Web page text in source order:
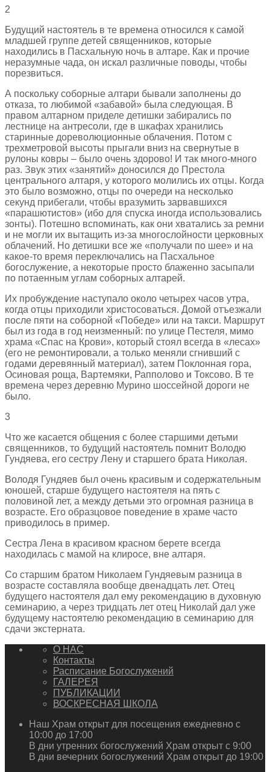
2
Будущий настоятель в те времена относился к самой
младшей группе детей священников, которые
находились в Пасхальную ночь в алтаре. Как и прочие
неразумные чада, он искал различные поводы, чтобы
порезвиться.
А поскольку соборные алтари бывали заполнены до
отказа, то любимой «забавой» была следующая. В
правом алтарном приделе детишки забирались по
лестнице на антресоли, где в шкафах хранились
старинные дореволюционные облачения. Потом с
трехметровой высоты прыгали вниз на свернутые в
рулоны ковры – было очень здорово! И так много-много
раз. Звук этих «занятий» доносился до Престола
центрального алтаря, у которого молились их отцы. Когда
это было возможно, отцы по очереди на несколько
секунд прибегали, чтобы вразумить зарвавшихся
«парашютистов» (ибо для спуска иногда использовались
зонты). Потешно вспоминать, как они хватались за ремни
и не могли их вытащить из-за многослойности церковных
облачений. Но детишки все же «получали по шее» и на
какое-то время переключались на Пасхальное
богослужение, а некоторые просто блаженно засыпали
по потаенным углам соборных алтарей.
Их пробуждение наступало около четырех часов утра,
когда отцы приходили христосоваться. Домой отъезжали
после пяти на соборной «Победе» или на такси. Маршрут
был из года в год неизменный: по улице Пестеля, мимо
храма «Спас на Крови», который стоял всегда в «лесах»
(его не ремонтировали, а только меняли сгнивший с
годами деревянный материал), затем Поклонная гора,
Осиновая роща, Вартемяки, Рапполово и Токсово. В те
времена через деревню Мурино шоссейной дороги не
было.
3
Что же касается общения с более старшими детьми
священников, то будущий настоятель помнит Володю
Гундяева, его сестру Лену и старшего брата Николая.
Володя Гундяев был очень красивым и содержательным
юношей, старше будущего настоятеля на пять с
половиной лет, а между детьми это огромная разница в
возрасте. Его образцовое поведение в храме часто
приводилось в пример.
Сестра Лена в красивом красном берете всегда
находилась с мамой на клиросе, вне алтаря.
Со старшим братом Николаем Гундяевым разница в
возрасте составляла вообще двенадцать лет. Отец
будущего настоятеля дал ему рекомендацию в духовную
семинарию, а через тридцать лет отец Николай дал уже
будущему настоятелю рекомендацию в семинарию для
сдачи экстерната.
О НАС
Контакты
Расписание Богослужений
ГАЛЕРЕЯ
ПУБЛИКАЦИИ
ВОСКРЕСНАЯ ШКОЛА
Наш Храм открыт для посещения ежедневно с
10:00 до 17:00
В дни утренних богослужений Храм открыт с 9:00
В дни вечерних богослужений Храм открыт до 19:00